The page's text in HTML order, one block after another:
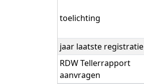
toelichting
jaar laatste registratie
RDW Tellerrapport
aanvragen